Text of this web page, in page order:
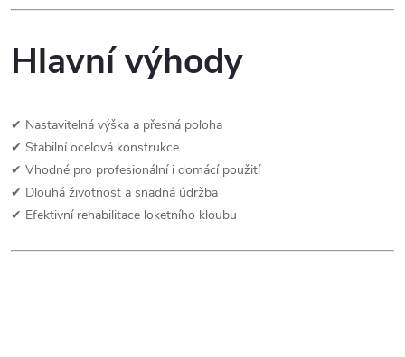
Hlavní výhody
✔ Nastavitelná výška a přesná poloha
✔ Stabilní ocelová konstrukce
✔ Vhodné pro profesionální i domácí použití
✔ Dlouhá životnost a snadná údržba
✔ Efektivní rehabilitace loketního kloubu